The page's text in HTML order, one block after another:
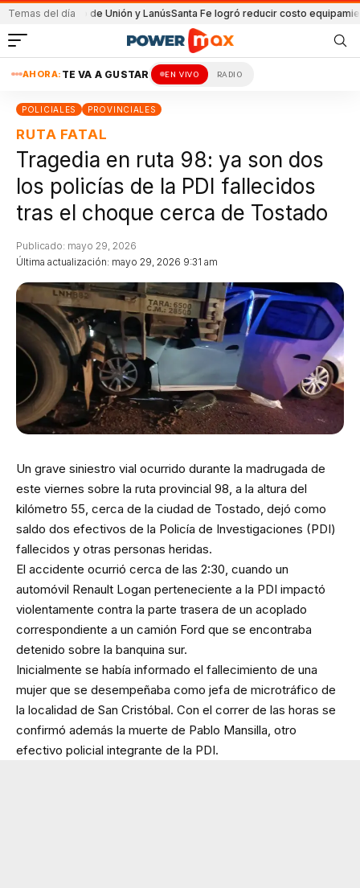
Temas del día
partido de Unión y LanúsSanta Fe logró reducir costo equipamiento
AHORA: TE VA A GUSTAR EN VIVO RADIO
POLICIALES PROVINCIALES
RUTA FATAL
Tragedia en ruta 98: ya son dos
los policías de la PDI fallecidos
tras el choque cerca de Tostado
Última actualización: mayo 29, 2026 9:31 am
Publicado: mayo 29, 2026
Un grave siniestro vial ocurrido durante la madrugada de
este viernes sobre la ruta provincial 98, a la altura del
kilómetro 55, cerca de la ciudad de Tostado, dejó como
saldo dos efectivos de la Policía de Investigaciones (PDI)
fallecidos y otras personas heridas.
El accidente ocurrió cerca de las 2:30, cuando un
automóvil Renault Logan perteneciente a la PDI impactó
violentamente contra la parte trasera de un acoplado
correspondiente a un camión Ford que se encontraba
detenido sobre la banquina sur.
Inicialmente se había informado el fallecimiento de una
mujer que se desempeñaba como jefa de microtráfico de
la localidad de San Cristóbal. Con el correr de las horas se
confirmó además la muerte de Pablo Mansilla, otro
efectivo policial integrante de la PDI.